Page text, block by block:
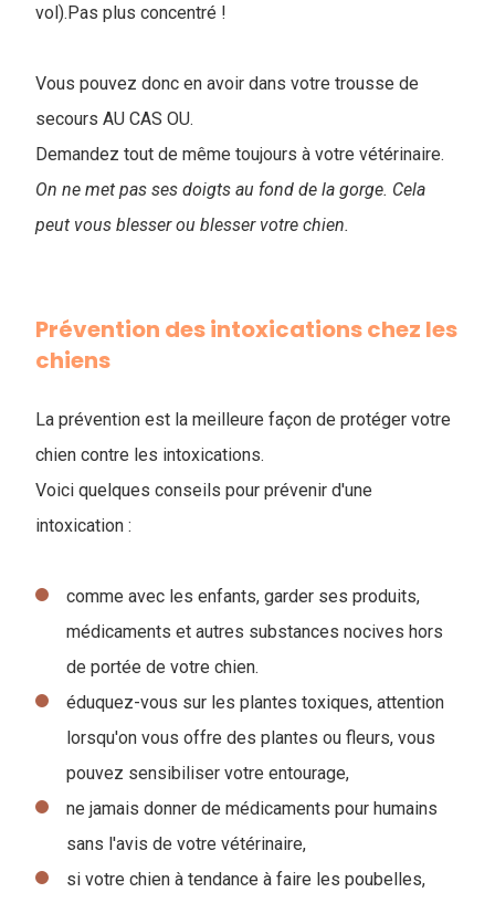
vol).Pas plus concentré !
Vous pouvez donc en avoir dans votre trousse de
secours AU CAS OU.
Demandez tout de même toujours à votre vétérinaire.
On ne met pas ses doigts au fond de la gorge. Cela
peut vous blesser ou blesser votre chien.
Prévention des intoxications chez les
chiens
La prévention est la meilleure façon de protéger votre
chien contre les intoxications.
Voici quelques conseils pour prévenir d'une
intoxication :
comme avec les enfants, garder ses produits,
médicaments et autres substances nocives hors
de portée de votre chien.
éduquez-vous sur les plantes toxiques, attention
lorsqu'on vous offre des plantes ou fleurs, vous
pouvez sensibiliser votre entourage,
ne jamais donner de médicaments pour humains
sans l'avis de votre vétérinaire,
si votre chien à tendance à faire les poubelles,